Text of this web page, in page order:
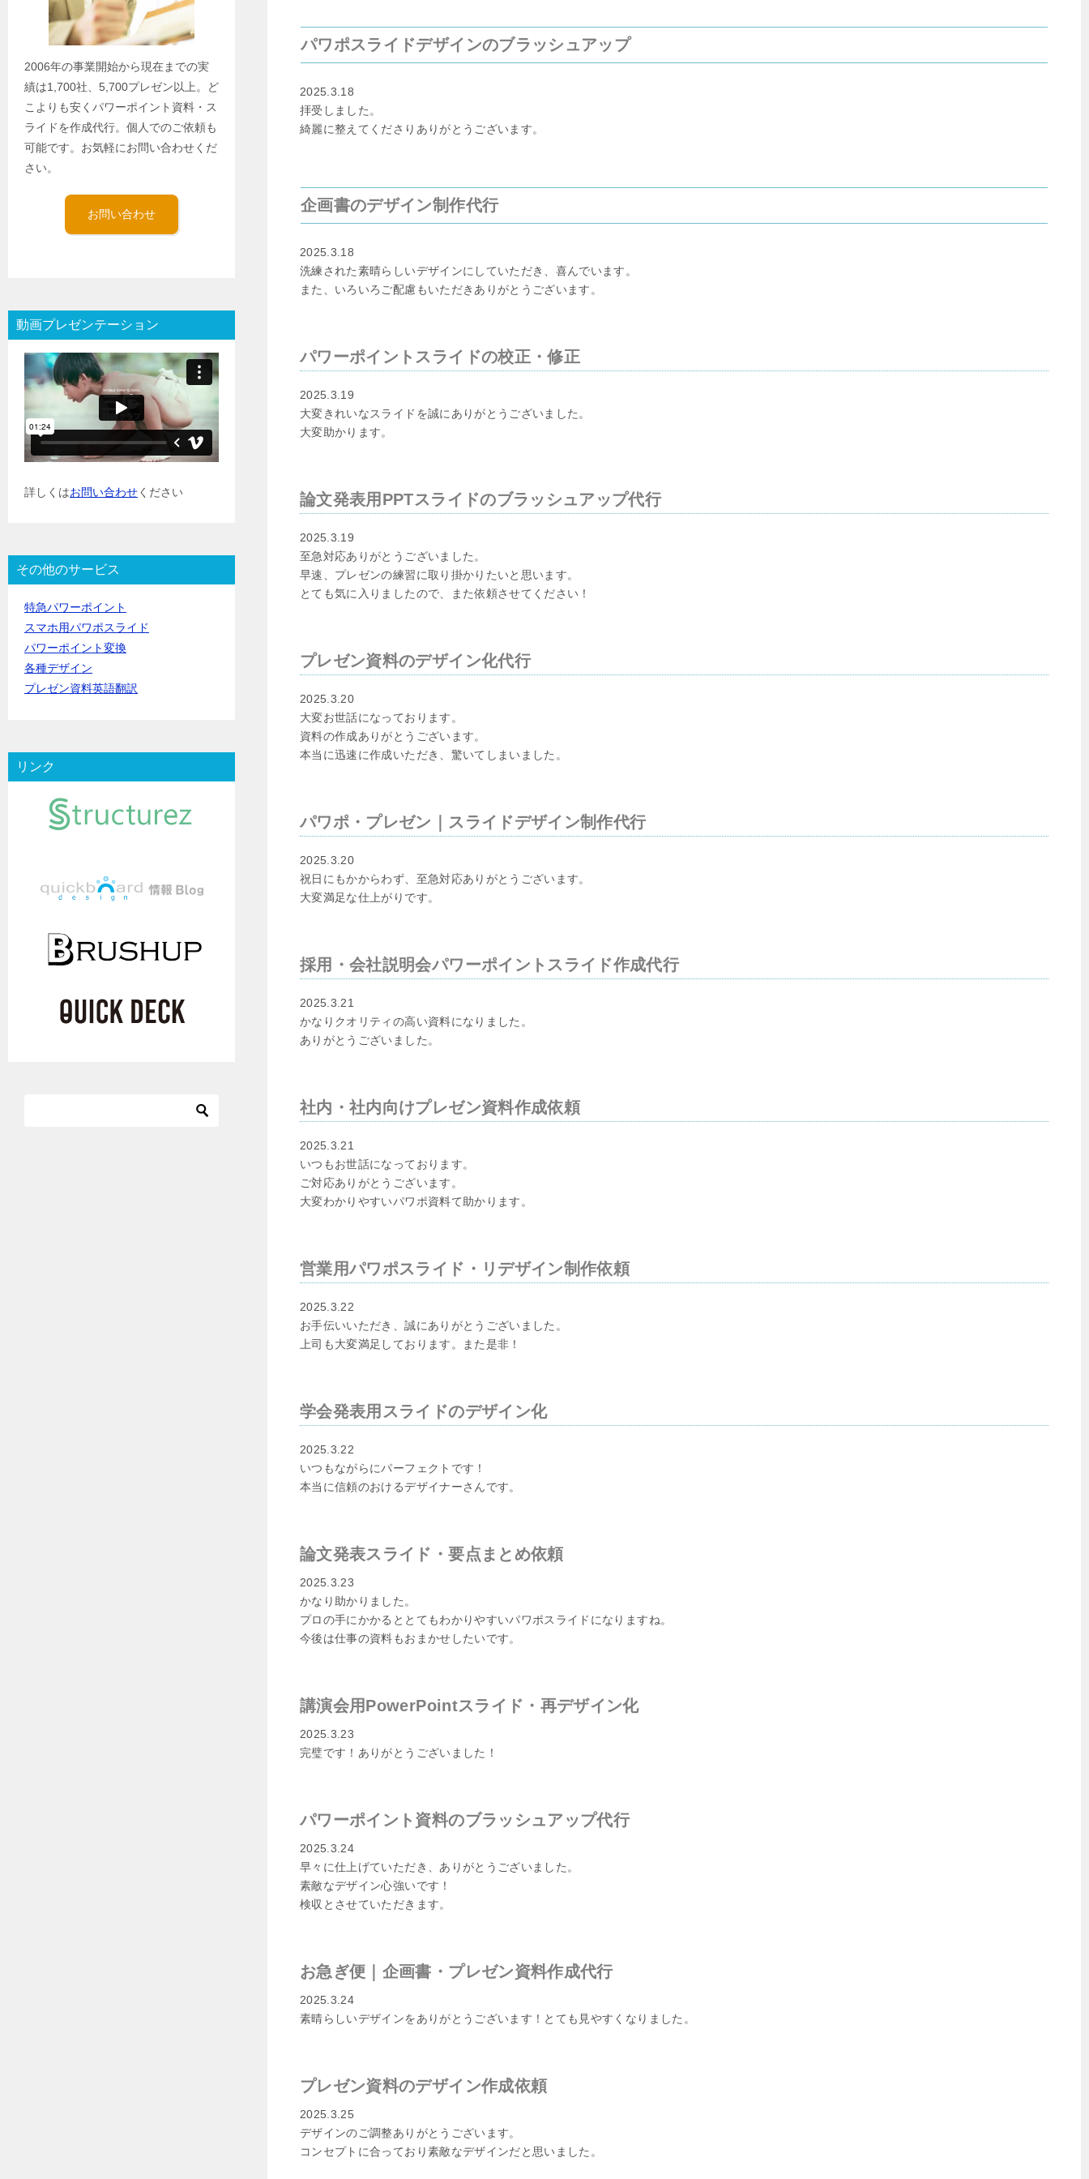
パワポスライドデザインのブラッシュアップ
2025.3.18
拝受しました。
綺麗に整えてくださりありがとうございます。
企画書のデザイン制作代行
2025.3.18
洗練された素晴らしいデザインにしていただき、喜んでいます。
また、いろいろご配慮もいただきありがとうございます。
パワーポイントスライドの校正・修正
2025.3.19
大変きれいなスライドを誠にありがとうございました。
大変助かります。
論文発表用PPTスライドのブラッシュアップ代行
2025.3.19
至急対応ありがとうございました。
早速、プレゼンの練習に取り掛かりたいと思います。
とても気に入りましたので、また依頼させてください！
プレゼン資料のデザイン化代行
2025.3.20
大変お世話になっております。
資料の作成ありがとうございます。
本当に迅速に作成いただき、驚いてしまいました。
パワポ・プレゼン｜スライドデザイン制作代行
2025.3.20
祝日にもかからわず、至急対応ありがとうございます。
大変満足な仕上がりです。
採用・会社説明会パワーポイントスライド作成代行
2025.3.21
かなりクオリティの高い資料になりました。
ありがとうございました。
社内・社内向けプレゼン資料作成依頼
2025.3.21
いつもお世話になっております。
ご対応ありがとうございます。
大変わかりやすいパワポ資料て助かります。
営業用パワポスライド・リデザイン制作依頼
2025.3.22
お手伝いいただき、誠にありがとうございました。
上司も大変満足しております。また是非！
学会発表用スライドのデザイン化
2025.3.22
いつもながらにパーフェクトです！
本当に信頼のおけるデザイナーさんです。
論文発表スライド・要点まとめ依頼
2025.3.23
かなり助かりました。
プロの手にかかるととてもわかりやすいパワポスライドになりますね。
今後は仕事の資料もおまかせしたいです。
講演会用PowerPointスライド・再デザイン化
2025.3.23
完璧です！ありがとうございました！
パワーポイント資料のブラッシュアップ代行
2025.3.24
早々に仕上げていただき、ありがとうございました。
素敵なデザイン心強いです！
検収とさせていただきます。
お急ぎ便｜企画書・プレゼン資料作成代行
2025.3.24
素晴らしいデザインをありがとうございます！とても見やすくなりました。
プレゼン資料のデザイン作成依頼
2025.3.25
デザインのご調整ありがとうございます。
コンセプトに合っており素敵なデザインだと思いました。
2006年の事業開始から現在までの実
績は1,700社、5,700プレゼン以上。ど
こよりも安くパワーポイント資料・ス
ライドを作成代行。個人でのご依頼も
可能です。お気軽にお問い合わせくだ
さい。
お問い合わせ
動画プレゼンテーション
詳しくはお問い合わせください
その他のサービス
特急パワーポイント
スマホ用パワポスライド
パワーポイント変換
各種デザイン
プレゼン資料英語翻訳
リンク